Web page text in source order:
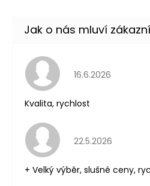
Hodnocení
16.6.2026
Kvalita, rychlost
Hodnocení
22.5.2026
+ Velký výběr, slušné ceny,